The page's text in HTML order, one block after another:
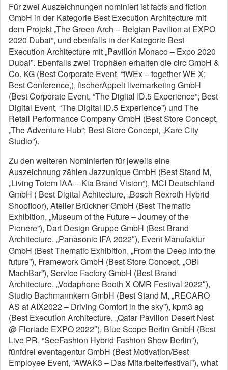
Für zwei Auszeichnungen nominiert ist facts and fiction
GmbH in der Kategorie Best Execution Architecture mit
dem Projekt „The Green Arch – Belgian Pavilion at EXPO
2020 Dubai”, und ebenfalls in der Kategorie Best
Execution Architecture mit „Pavillon Monaco – Expo 2020
Dubai”. Ebenfalls zwei Trophäen erhalten die circ GmbH &
Co. KG (Best Corporate Event, “tWEx – together WE X;
Best Conference,), fischerAppelt livemarketing GmbH
(Best Corporate Event, “The Digital ID.5 Experience”; Best
Digital Event, “The Digital ID.5 Experience”) und The
Retail Performance Company GmbH (Best Store Concept,
„The Adventure Hub”; Best Store Concept, „Kare City
Studio”).
Zu den weiteren Nominierten für jeweils eine
Auszeichnung zählen Jazzunique GmbH (Best Stand M,
„Living Totem IAA – Kia Brand Vision”), MCI Deutschland
GmbH ( Best Digital Achitecture, „Bosch Rexroth Hybrid
Shopfloor), Atelier Brückner GmbH (Best Thematic
Exhibition, „Museum of the Future – Journey of the
Pionere”), Dart Design Gruppe GmbH (Best Brand
Architecture, „Panasonic IFA 2022″), Event Manufaktur
GmbH (Best Thematic Exhibition, „From the Deep Into the
future”), Framework GmbH (Best Store Concept, „OBI
MachBar”), Service Factory GmbH (Best Brand
Architecture, „Vodaphone Booth X OMR Festival 2022″),
Studio Bachmannkern GmbH (Best Stand M, „RECARO
AS at AIX2022 – Driving Comfort in the sky”), kpm3 ag
(Best Execution Architecture, „Qatar Pavillon Desert Nest
@ Floriade EXPO 2022″), Blue Scope Berlin GmbH (Best
Live PR, “SeeFashion Hybrid Fashion Show Berlin”),
fünfdrei eventagentur GmbH (Best Motivation/Best
Employee Event, “AWAK3 – Das Mitarbeiterfestival”), what